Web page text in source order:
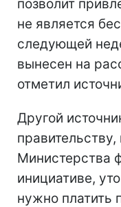
позволит
не является
следующей
вынесен на
отметил
Другой
Министерства
инициативе,
нужно платить